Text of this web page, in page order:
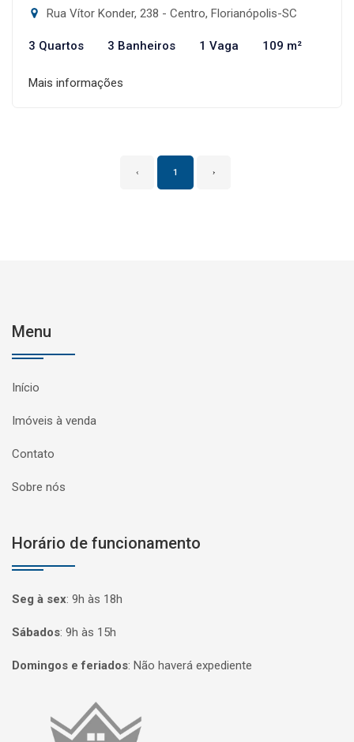
Rua Vítor Konder, 238 - Centro, Florianópolis-SC
3 Quartos 3 Banheiros 1 Vaga 109 m²
Mais informações
‹ 1 ›
Menu
Início
Imóveis à venda
Contato
Sobre nós
Horário de funcionamento
Seg à sex: 9h às 18h
Sábados: 9h às 15h
Domingos e feriados: Não haverá expediente
Página inicial